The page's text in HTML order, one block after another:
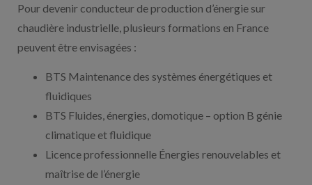
Pour devenir conducteur de production d’énergie sur
chaudière industrielle, plusieurs formations en France
peuvent être envisagées :
BTS Maintenance des systèmes énergétiques et
fluidiques
BTS Fluides, énergies, domotique – option B génie
climatique et fluidique
Licence professionnelle Énergies renouvelables et
maîtrise de l’énergie